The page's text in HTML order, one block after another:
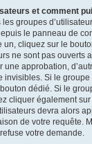
et comment
groupes
le panneau de
un, cliquez sur le
ne sont pas ouverts
approbation,
invisibles. Si le
dédié. Si le
cliquer également
devra alors
de votre requête.
votre demande.